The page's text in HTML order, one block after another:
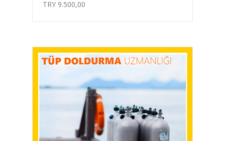
TRY 9.500,00